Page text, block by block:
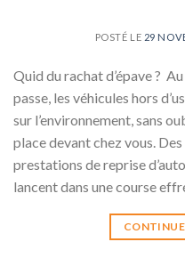
POSTÉ LE 29
Quid du rachat d’épave ?
passe, les véhicules hors
sur l’environnement, sans
place devant chez vous.
prestations de reprise
lancent dans une course